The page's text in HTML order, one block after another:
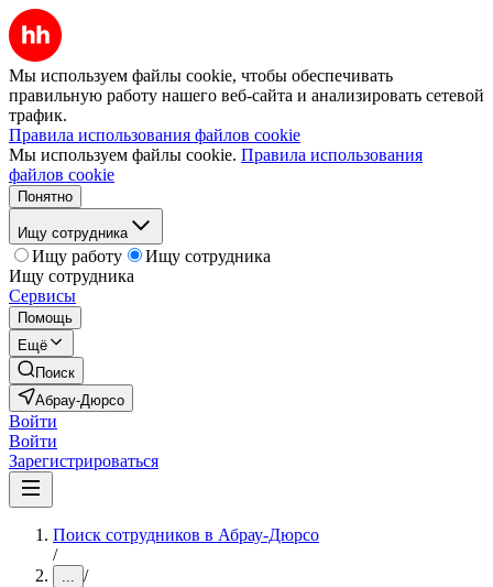
Мы используем файлы cookie, чтобы обеспечивать
правильную работу нашего веб-сайта и анализировать сетевой
трафик.
Правила использования файлов cookie
Мы используем файлы cookie. Правила использования
файлов cookie
Понятно
Ищу сотрудника
Ищу работу
Ищу сотрудника
Ищу сотрудника
Сервисы
Помощь
Ещё
Поиск
Абрау-Дюрсо
Войти
Войти
Зарегистрироваться
Поиск сотрудников в Абрау-Дюрсо
/
... /